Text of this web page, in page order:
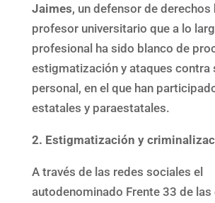
Jaimes, un defensor de derechos
profesor universitario que a lo
profesional ha sido blanco de
estigmatización y ataques contra
personal, en el que han
estatales y paraestatales.
2. Estigmatización y
A través de las redes sociales el
autodenominado Frente 33 de